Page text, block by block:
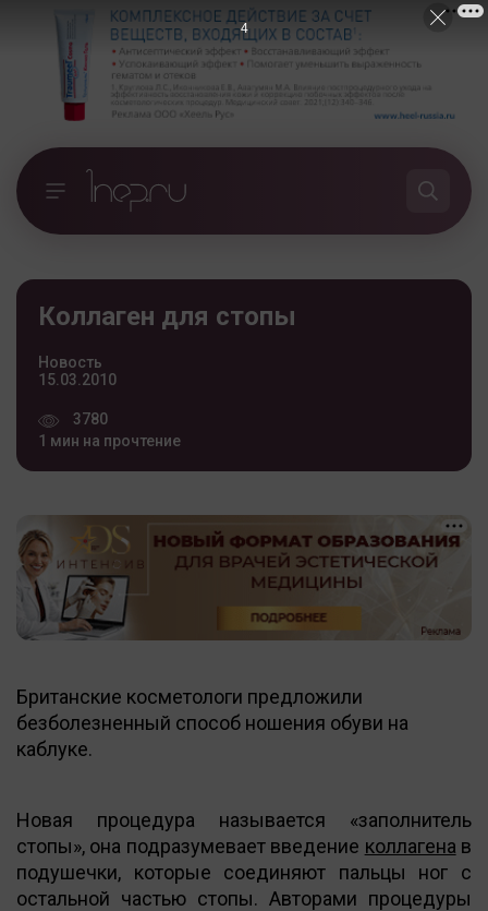
Коллаген для стопы
Новость
15.03.2010
3780
1 мин на прочтение
Британские косметологи предложили
безболезненный способ ношения обуви на
каблуке.
Новая процедура называется «заполнитель
стопы», она подразумевает введение коллагена в
подушечки, которые соединяют пальцы ног с
остальной частью стопы. Авторами процедуры
4